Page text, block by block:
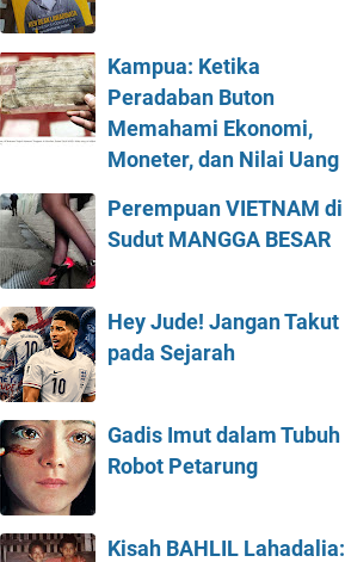
Kampua: Ketika
Peradaban Buton
Memahami Ekonomi,
Moneter, dan Nilai Uang
Perempuan VIETNAM di
Sudut MANGGA BESAR
Hey Jude! Jangan Takut
pada Sejarah
Gadis Imut dalam Tubuh
Robot Petarung
Kisah BAHLIL Lahadalia: